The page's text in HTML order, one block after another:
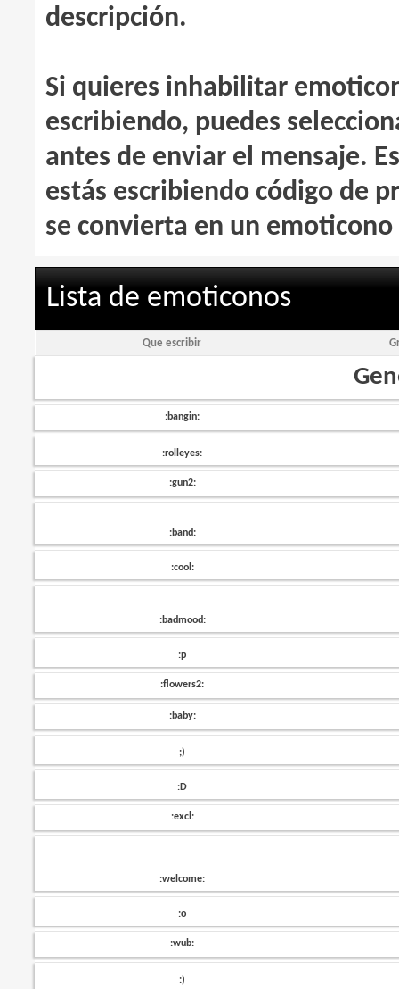
descripción.
Si quieres inhabilitar
escribiendo, puedes
antes de enviar el mensaje.
estás escribiendo código de
se convierta en un
Lista de emoticonos
Que escribir
:bangin:
:rolleyes:
:gun2:
:band:
:cool:
:badmood:
:p
:flowers2:
:baby:
;)
:D
:excl:
:welcome:
:o
:wub:
:)